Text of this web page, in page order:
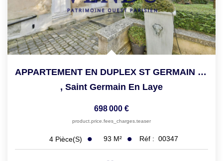
APPARTEMENT EN DUPLEX ST GERMAIN EN LAYE - 5 Pièce(s) - 93...
, Saint Germain En Laye
698 000 €
product.price.fees_charges.teaser
4 Pièce(s) 93 M² Réf : 00347